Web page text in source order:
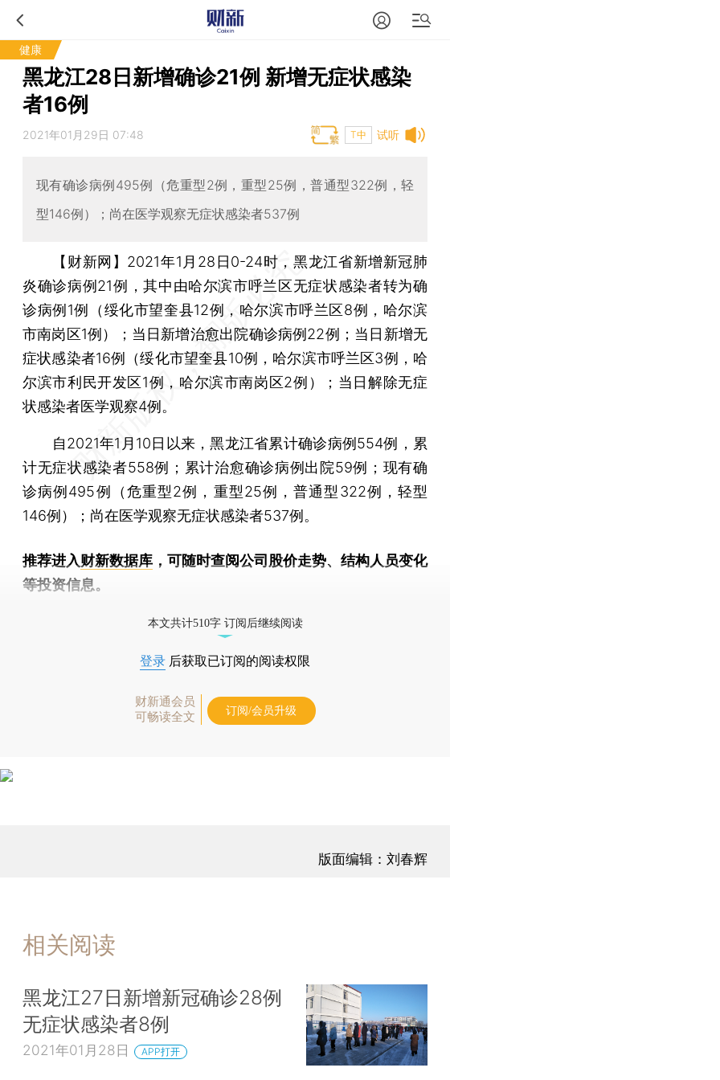
健康
黑龙江28日新增确诊21例 新增无症状感染
者16例
试听
2021年01月29日 07:48 T中
现有确诊病例495例（危重型2例，重型25例，普通型322例，轻
型146例）；尚在医学观察无症状感染者537例
【财新网】 2021年1月28日0-24时，黑龙江省新增新冠肺
炎确诊病例21例，其中由哈尔滨市呼兰区无症状感染者转为确
诊病例1例（绥化市望奎县12例，哈尔滨市呼兰区8例，哈尔滨
市南岗区1例）；当日新增治愈出院确诊病例22例；当日新增无
症状感染者16例（绥化市望奎县10例，哈尔滨市呼兰区3例，哈
尔滨市利民开发区1例，哈尔滨市南岗区2例）；当日解除无症
状感染者医学观察4例。
自2021年1月10日以来，黑龙江省累计确诊病例554例，累
计无症状感染者558例；累计治愈确诊病例出院59例；现有确
诊病例495例（危重型2例，重型25例，普通型322例，轻型
146例）；尚在医学观察无症状感染者537例。
推荐进入财新数据库 ，可随时查阅公司股价走势、结构人员变化
等投资信息。
本文共计510字 订阅后继续阅读
登录 后获取已订阅的阅读权限
财新通会员
可畅读全文
订阅/会员升级
版面编辑：刘春辉
相关阅读
黑龙江27日新增新冠确诊28例
无症状感染者8例
2021年01月28日 APP打开